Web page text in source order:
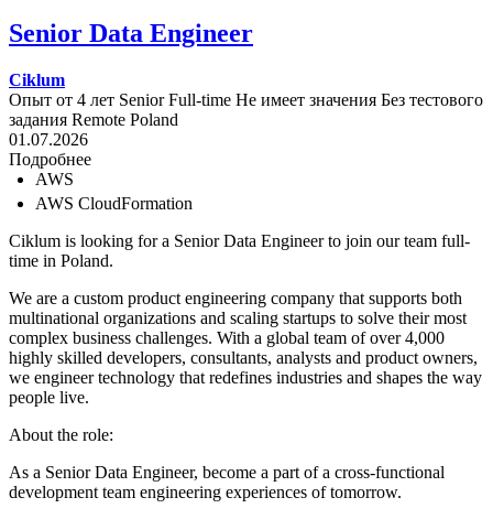
Senior Data Engineer
Ciklum
Опыт от 4 лет Senior Full-time Не имеет значения Без тестового
задания Remote Poland
01.07.2026
Подробнее
AWS
AWS CloudFormation
Ciklum is looking for a Senior Data Engineer to join our team full-
time in Poland.
We are a custom product engineering company that supports both
multinational organizations and scaling startups to solve their most
complex business challenges. With a global team of over 4,000
highly skilled developers, consultants, analysts and product owners,
we engineer technology that redefines industries and shapes the way
people live.
About the role:
As a Senior Data Engineer, become a part of a cross-functional
development team engineering experiences of tomorrow.